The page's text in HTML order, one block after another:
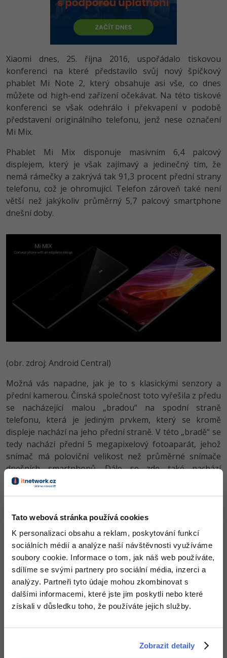
Tato webová stránka používá cookies
K personalizaci obsahu a reklam, poskytování funkcí
sociálních médií a analýze naší návštěvnosti využíváme
soubory cookie. Informace o tom, jak náš web používáte,
sdílíme se svými partnery pro sociální média, inzerci a
analýzy. Partneři tyto údaje mohou zkombinovat s
dalšími informacemi, které jste jim poskytli nebo které
získali v důsledku toho, že používáte jejich služby.
Zobrazit detaily
HTML5, CSS3, Bootstrap, SEO
SQL a databáze
Testování a verzování
UML a návrhové vzory
React
ASP.NET MVC
Django
Best practices
JavaScript
Python
HTML / CSS
UML a návrhové vzory
MS-SQL
SQLite
Vývojář mobilních aplikací
Specialista na AI a bigdata
C# Game developer
Webdesigner
Tester
Systémový administrátor
Grafik / UX/UI návrhář
3D grafik
Projektový manažer
Copywriter
WordPress specialista
SEO specialista
Python -80%
JavaScript -80%
PHP
C++ -80%
Swift -80%
Kotlin -80%
C -80%
VB.NET
SQL
Algoritmy
Umělá inteligence (AI) -10%
Více
Fórum
Digitální gramotnost
Marketing -30%
WordPress
SEO -30%
UX
Kryptoměny -25%
Copywriting -30%
MS Office -80%
Time management
Sítě
Kybernetická bezpečnost
Elektronický podpis
Fórum
-80%
Adobe Illustrator -80%
Adobe Lightroom -30%
Adobe XD -15%
Adobe InDesign -25%
Blender -80%
Inkscape
Fotografování -80%
Ostatní
Xiaomi dnes, 25. října 2016, uspořádalo tiskovou
konferenci na které představilo svůj nový špičkový
phablet Mi Note 2, který obsahuje asi vše, co dnes
můžete od high-end zařízení očekávat. Na této tiskové
konferenci se však odehrálo i překvapení v podobě
představení originálního telefonu, jenž nese označení
Mi Mix.
Phablet Mi Mix disponuje masivním 6,4 palcový
displejem, který je však zajímavý a jedinečný tím, že
nemá rámečky a zakrývá tak 91,3 procent přední strany
telefonu, což je ohromující. Telefon zároveň také není
větší než jakýkoliv průměrný 5,7 palcový smartphone
dnešní doby.
(obr. zdroj: Android Central)
Možná vás napadne, jak je to s klasickými senzory a
přední kamerou. Čínská společnost toto vyřešila z předu
se nacházející malou „bradou“ na spodní straně
telefonu, která je jediným prvkem, který se kromě
displeje nachází na jeho přední straně. V této „bradě“ se
tedy nachází přední 5 megapixelový fotoaparát, jehož
snímač má poloviční velikost než průměrné snímače
dnešních smartphonů. Dále se zde také nachází
ultrasonický snímač vzdálenosti, který nahrazuje
Zbytek specifikací je standartní a stejný jako u modelu
Mi Note 2. Patří mezi ně například Snapdragon 821, 6GB
operační paměti RAM, 256GB vnitřní uložiště, zadní 16
megapixelový fotoaparát, nebo například baterie s
kapacitou 4 400 mAh.
Xiaomi oznámilo začátek prodeje smartphonu Mi Mix na
příští měsíc, a to v Číně. Cena se pak bude pohybovat
okolo 516 dolarů (cirka 13 000 korun) za variantu se
variantu s uložištěm o kapacitě 256 GB. Telefon vypadá
opravdu pěkně, doufejme tedy, že se dostane i na náš